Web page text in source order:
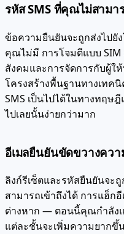
รหัส SMS ที่คุณไม่สามา
ข้อความยืนยันจะถูกส่งไป
คุณไม่มี การโจมตีแบบ SIM
สังคมและการจัดการกับผู้ใ
โครงสร้างพื้นฐานทางเทค
SMS เป็นไปได้ในทางทฤษ
ไปเลยนั้นง่ายกว่ามาก
อีเมลยืนยันขัดขวางคว
ลิงก์รีเซ็ตและรหัสยืนยันจะ
สามารถเข้าถึงได้ การแฮ็ก
ต่างหาก — ตอนนี้คุณกำลัง
แต่ละชั้นจะเพิ่มความยากขึ้